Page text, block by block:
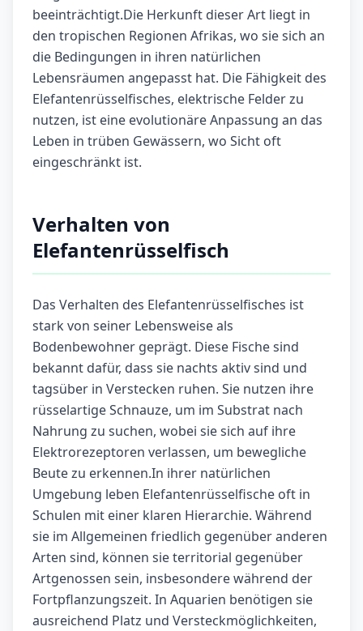
beeinträchtigt.Die Herkunft dieser Art liegt in
den tropischen Regionen Afrikas, wo sie sich an
die Bedingungen in ihren natürlichen
Lebensräumen angepasst hat. Die Fähigkeit des
Elefantenrüsselfisches, elektrische Felder zu
nutzen, ist eine evolutionäre Anpassung an das
Leben in trüben Gewässern, wo Sicht oft
eingeschränkt ist.
Verhalten von
Elefantenrüsselfisch
Das Verhalten des Elefantenrüsselfisches ist
stark von seiner Lebensweise als
Bodenbewohner geprägt. Diese Fische sind
bekannt dafür, dass sie nachts aktiv sind und
tagsüber in Verstecken ruhen. Sie nutzen ihre
rüsselartige Schnauze, um im Substrat nach
Nahrung zu suchen, wobei sie sich auf ihre
Elektrorezeptoren verlassen, um bewegliche
Beute zu erkennen.In ihrer natürlichen
Umgebung leben Elefantenrüsselfische oft in
Schulen mit einer klaren Hierarchie. Während
sie im Allgemeinen friedlich gegenüber anderen
Arten sind, können sie territorial gegenüber
Artgenossen sein, insbesondere während der
Fortpflanzungszeit. In Aquarien benötigen sie
ausreichend Platz und Versteckmöglichkeiten,